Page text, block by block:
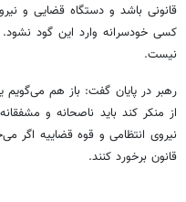
قانونی باشد و دستگاه قضایی و
کسی خودسرانه وارد این گود
نیست.
رهبر در پایان گفت: باز هم
از منکر کند باید ناصحانه و
نیروی انتظامی و قوه قضاییه اگر
قانون برخورد کنند.